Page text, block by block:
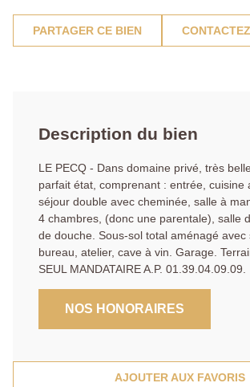
PARTAGER CE BIEN
Description du bien
LE PECQ - Dans domaine privé, très
parfait état, comprenant : entrée, cuisine
séjour double avec cheminée, salle à
4 chambres, (donc une parentale), salle
de douche. Sous-sol total aménagé avec
bureau, atelier, cave à vin. Garage.
SEUL MANDATAIRE A.P. 01.39.04.09.09.
NOS HONORAIRES
AJOUTER AUX FAVORIS